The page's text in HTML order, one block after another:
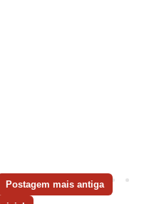
Postagem mais antiga